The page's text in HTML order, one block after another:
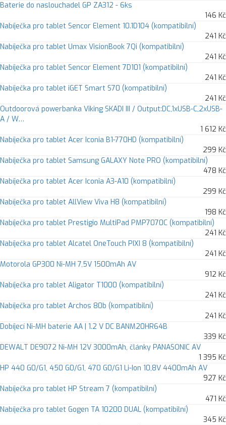
Baterie do naslouchadel GP ZA312 - 6ks
146 Kč
Nabíječka pro tablet Sencor Element 10.1D104 (kompatibilní)
241 Kč
Nabíječka pro tablet Umax VisionBook 7Qi (kompatibilní)
241 Kč
Nabíječka pro tablet Sencor Element 7D101 (kompatibilní)
241 Kč
Nabíječka pro tablet iGET Smart S70 (kompatibilní)
241 Kč
Outdoorová powerbanka Viking SKADI III / Output:DC,1xUSB-C,2xUSB-
A / W…
1 612 Kč
Nabíječka pro tablet Acer Iconia B1-770HD (kompatibilní)
299 Kč
Nabíječka pro tablet Samsung GALAXY Note PRO (kompatibilní)
478 Kč
Nabíječka pro tablet Acer Iconia A3-A10 (kompatibilní)
299 Kč
Nabíječka pro tablet AllView Viva H8 (kompatibilní)
198 Kč
Nabíječka pro tablet Prestigio MultiPad PMP7070C (kompatibilní)
241 Kč
Nabíječka pro tablet Alcatel OneTouch PIXI 8 (kompatibilní)
241 Kč
Motorola GP300 Ni-MH 7,5V 1500mAh AV
912 Kč
Nabíječka pro tablet Aligator T1000 (kompatibilní)
241 Kč
Nabíječka pro tablet Archos 80b (kompatibilní)
241 Kč
Dobíjecí Ni-MH baterie AA | 1.2 V DC BANM20HR64B
339 Kč
DEWALT DE9072 Ni-MH 12V 3000mAh, články PANASONIC AV
1 395 Kč
HP 440 G0/G1, 450 G0/G1, 470 G0/G1 Li-Ion 10,8V 4400mAh AV
927 Kč
Nabíječka pro tablet HP Stream 7 (kompatibilní)
471 Kč
Nabíječka pro tablet Gogen TA 10200 DUAL (kompatibilní)
345 Kč